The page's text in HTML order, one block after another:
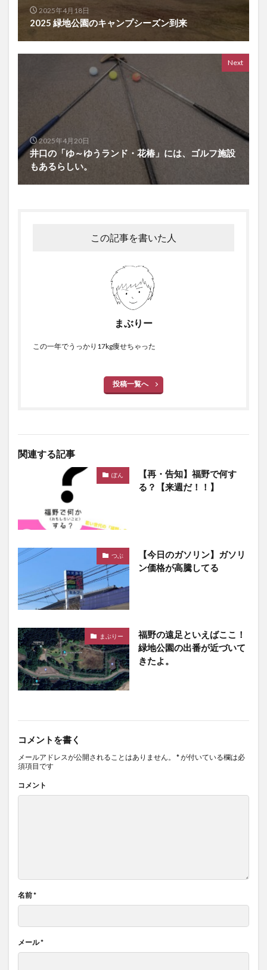
2025年4月18日
2025 緑地公園のキャンプシーズン到来
Next
2025年4月20日
井口の「ゆ～ゆうランド・花椿」には、ゴルフ施設
もあるらしい。
この記事を書いた人
まぶりー
この一年でうっかり17kg痩せちゃった
投稿一覧へ
関連する記事
ぽん
【再・告知】福野で何す
る？【来週だ！！】
つぶ
【今日のガソリン】ガソリ
ン価格が高騰してる
まぶりー
福野の遠足といえばここ！
緑地公園の出番が近づいて
きたよ。
コメントを書く
メールアドレスが公開されることはありません。 *が付いている欄は必
須項目です
コメント
名前*
メール*